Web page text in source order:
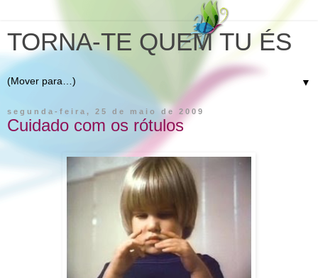
TORNA-TE QUEM TU ÉS
▼
segunda-feira, 25 de maio de 2009
Cuidado com os rótulos